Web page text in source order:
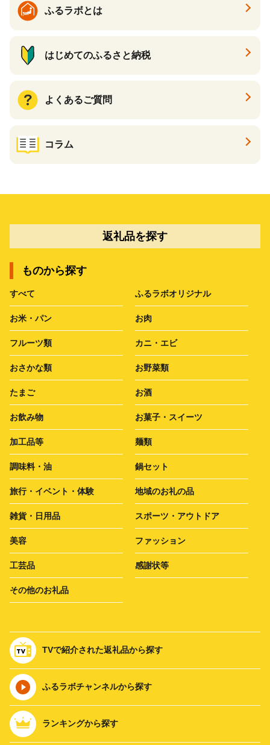
ふるラボとは
はじめてのふるさと納税
よくあるご質問
コラム
返礼品を探す
ものから探す
すべて ふるラボオリジナル
お米・パン お肉
フルーツ類 カニ・エビ
おさかな類 お野菜類
たまご お酒
お飲み物 お菓子・スイーツ
加工品等 麺類
調味料・油 鍋セット
旅行・イベント・体験 地域のお礼の品
雑貨・日用品 スポーツ・アウトドア
美容 ファッション
工芸品 感謝状等
その他のお礼品
TVで紹介された返礼品から探す
ふるラボチャンネルから探す
ランキングから探す